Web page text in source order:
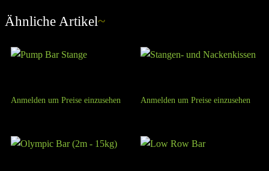
Ähnliche Artikel~
Anmelden um Preise einzusehen Anmelden um Preise einzusehen